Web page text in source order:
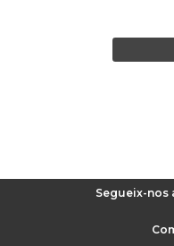
Segueix-nos